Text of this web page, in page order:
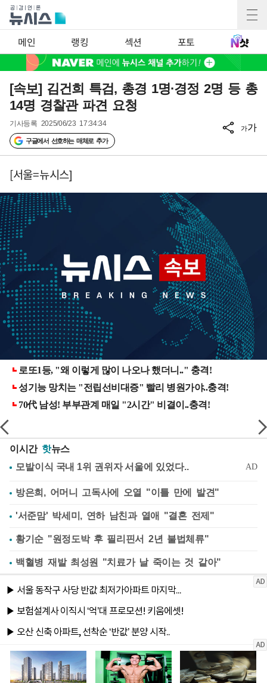
메인 랭킹 섹션 포토
[속보] 김건희 특검, 총경 1명·경정 2명 등 총
14명 경찰관 파견 요청
기사등록 2025/06/23 17:34:34
구글에서 선호하는 매체로 추가
가가
[서울=뉴시스]
이시간 핫뉴스
방은희, 어머니 고독사에 오열 "이틀 만에 발견"
'서준맘' 박세미, 연하 남친과 열애 "결혼 전제"
황기순 "원정도박 후 필리핀서 2년 불법체류"
백혈병 재발 최성원 "치료가 날 죽이는 것 같아"